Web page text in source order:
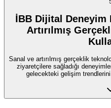
İBB Dijital Deneyim
Artırılmış
Sanal ve artırılmış gerçeklik
ziyaretçilere sağladığı
gelecekteki gelişim